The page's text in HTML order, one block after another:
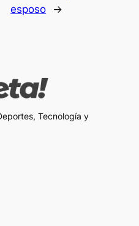
esposo
→
Tecnología y